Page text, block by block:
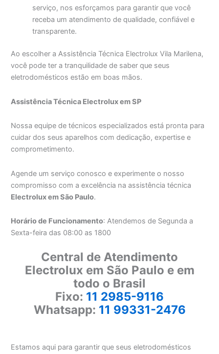
serviço, nos esforçamos para garantir que você
receba um atendimento de qualidade, confiável e
transparente.
Ao escolher a Assistência Técnica Electrolux Vila Marilena,
você pode ter a tranquilidade de saber que seus
eletrodomésticos estão em boas mãos.
Assistência Técnica Electrolux em SP
Nossa equipe de técnicos especializados está pronta para
cuidar dos seus aparelhos com dedicação, expertise e
comprometimento.
Agende um serviço conosco e experimente o nosso
compromisso com a excelência na assistência técnica
Electrolux em São Paulo.
Horário de Funcionamento: Atendemos de Segunda a
Sexta-feira das 08:00 as 1800
Central de Atendimento
Electrolux em São Paulo e em
todo o Brasil
Fixo: 11 2985-9116
Whatsapp: 11 99331-2476
Estamos aqui para garantir que seus eletrodomésticos